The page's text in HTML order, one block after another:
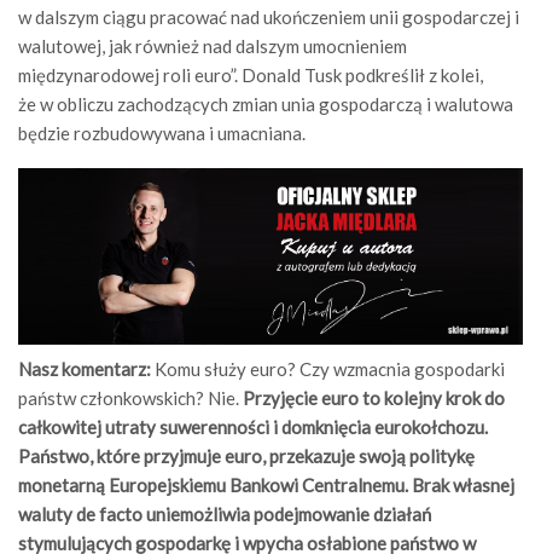
w dalszym ciągu pracować nad ukończeniem unii gospodarczej i
walutowej, jak również nad dalszym umocnieniem
międzynarodowej roli euro”. Donald Tusk podkreślił z kolei,
że w obliczu zachodzących zmian unia gospodarczą i walutowa
będzie rozbudowywana i umacniana.
Nasz komentarz: Komu służy euro? Czy wzmacnia gospodarki
państw członkowskich? Nie. Przyjęcie euro to kolejny krok do
całkowitej utraty suwerenności i domknięcia eurokołchozu.
Państwo, które przyjmuje euro, przekazuje swoją politykę
monetarną Europejskiemu Bankowi Centralnemu. Brak własnej
waluty de facto uniemożliwia podejmowanie działań
stymulujących gospodarkę i wpycha osłabione państwo w